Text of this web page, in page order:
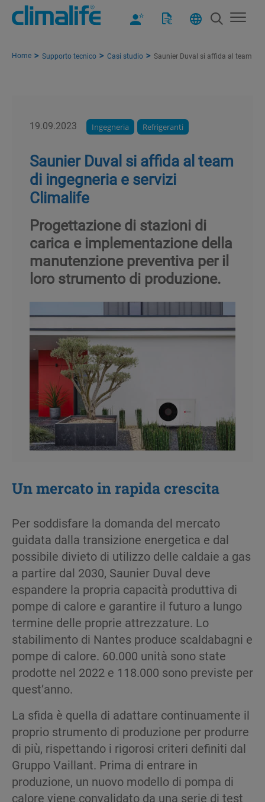
Home Supporto tecnico Casi studio Saunier Duval si affida al team di
19.09.2023 Ingegneria Refrigeranti
Saunier Duval si affida al team
di ingegneria e servizi
Climalife
Progettazione di stazioni di
carica e implementazione della
manutenzione preventiva per il
loro strumento di produzione.
Unmercatoin rapida crescita
Per soddisfare la domanda del mercato
guidata dalla transizione energetica e dal
possibile divieto di utilizzo delle caldaie a gas
a partire dal 2030, Saunier Duval deve
espandere la propria capacità produttiva di
pompe di calore e garantire il futuro a lungo
termine delle proprie attrezzature. Lo
stabilimento di Nantes produce scaldabagni e
pompe di calore. 60.000 unità sono state
prodotte nel 2022 e 118.000 sono previste per
quest’anno.
La sfida è quella di adattare continuamente il
proprio strumento di produzione per produrre
di più, rispettando i rigorosi criteri definiti dal
Gruppo Vaillant. Prima di entrare in
produzione, un nuovo modello di pompa di
calore viene convalidato da una serie di test